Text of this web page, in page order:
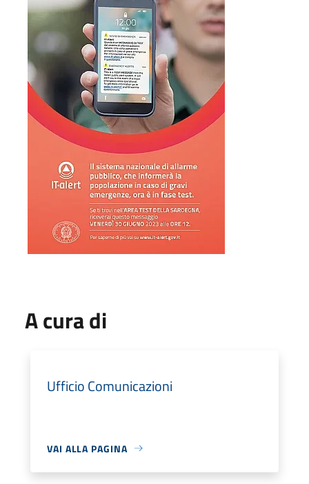
A cura di
Ufficio Comunicazioni
VAI ALLA PAGINA